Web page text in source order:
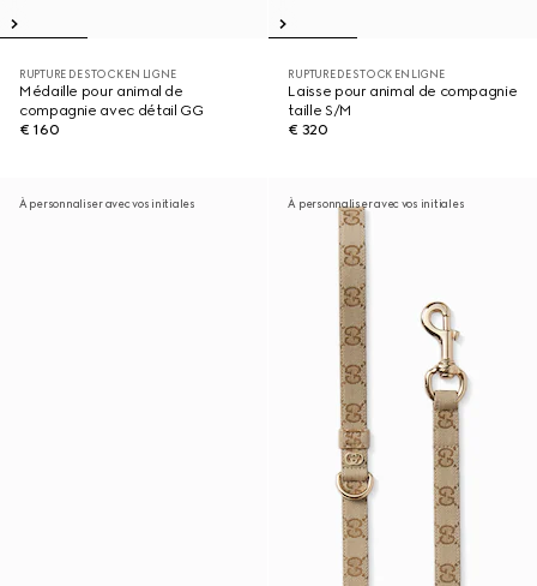
RUPTURE DE STOCK EN LIGNE
Médaille pour animal de
compagnie avec détail GG
€ 160
RUPTURE DE STOCK EN LIGNE
Laisse pour animal de compagnie
taille S/M
€ 320
À personnaliser avec vos initiales À personnaliser avec vos initiales